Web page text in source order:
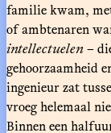
familie kwam,
of ambtenaren
intellectuelen–
gehoorzaamheid
ingenieur zat
vroeg helemaal
Binnen een